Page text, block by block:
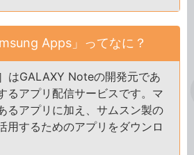
Apps」ってなに？
はGALAXY Noteの開発元であ
るアプリ配信サービスです。マ
るアプリに加え、サムスン製の
用するためのアプリをダウンロ